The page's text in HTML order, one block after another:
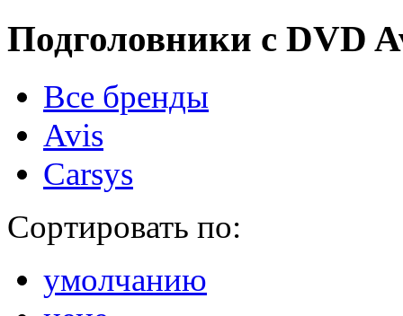
Подголовники с DVD
Все бренды
Avis
Carsys
Сортировать по:
умолчанию